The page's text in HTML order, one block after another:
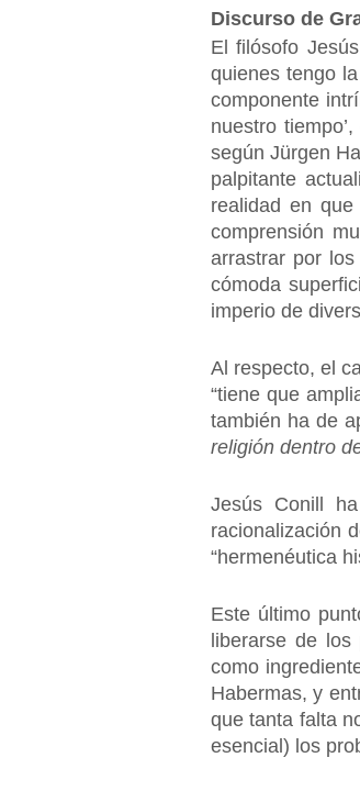
Discurso de
El filósofo
quienes tengo
componente
nuestro
según Jürgen
palpitante
realidad en
comprensión
arrastrar por
cómoda
imperio de
Al respecto, el
“tiene que
también ha de
religión dentro
Jesús Conill
racionalización
“hermenéutica
Este último
liberarse de
como
Habermas, y
que tanta falta
esencial) los